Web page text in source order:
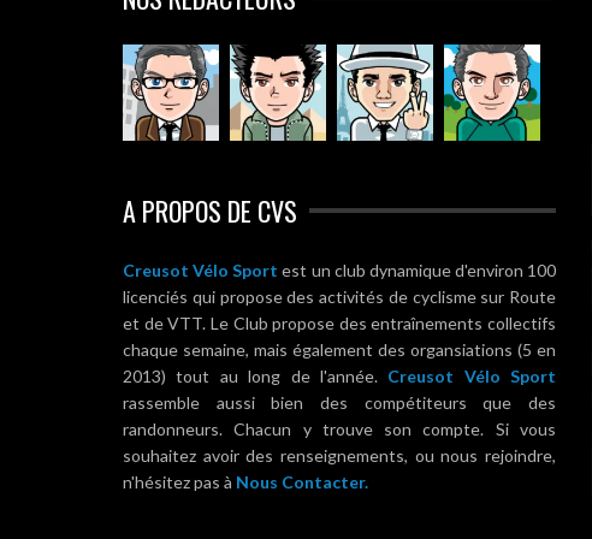
A PROPOS DE CVS
Creusot Vélo Sport est un club dynamique d'environ 100
licenciés qui propose des activités de cyclisme sur Route
et de VTT. Le Club propose des entraînements collectifs
chaque semaine, mais également des organsiations (5 en
2013) tout au long de l'année. Creusot Vélo Sport
rassemble aussi bien des compétiteurs que des
randonneurs. Chacun y trouve son compte. Si vous
souhaitez avoir des renseignements, ou nous rejoindre,
n'hésitez pas à Nous Contacter.